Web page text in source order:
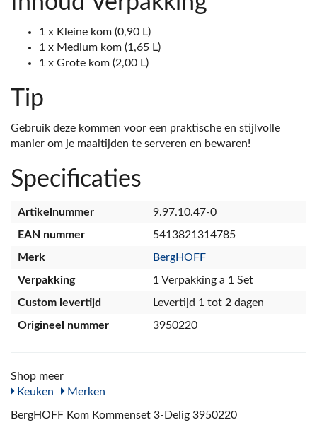
1 x Kleine kom (0,90 L)
1 x Medium kom (1,65 L)
1 x Grote kom (2,00 L)
Tip
Gebruik deze kommen voor een praktische en stijlvolle
manier om je maaltijden te serveren en bewaren!
Specificaties
Artikelnummer
9.97.10.47-0
EAN nummer
5413821314785
Merk
BergHOFF
Verpakking
1 Verpakking a 1 Set
Custom levertijd
Levertijd 1 tot 2 dagen
Origineel nummer
3950220
Shop meer
Keuken
Merken
BergHOFF Kom Kommenset 3-Delig 3950220